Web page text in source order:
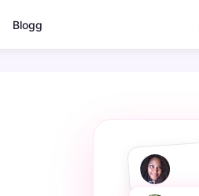
Blogg